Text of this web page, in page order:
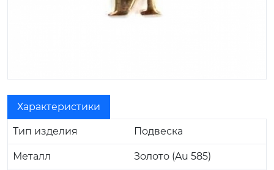
Характеристики
Тип изделия Подвеска
Металл Золото (Au 585)